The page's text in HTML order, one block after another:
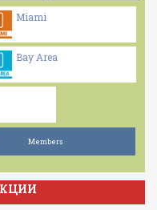
Miami
Bay Area
Members